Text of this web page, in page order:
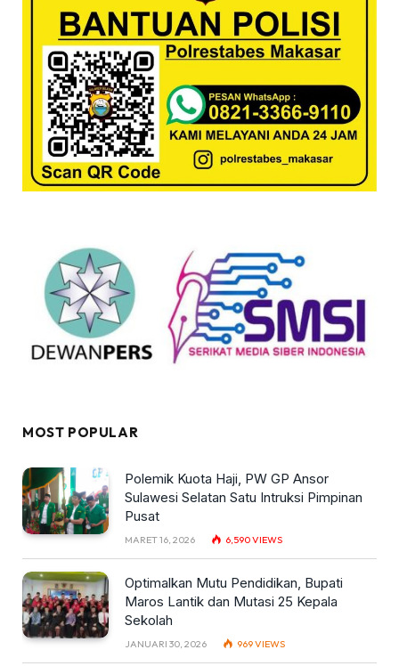
MOST POPULAR
Polemik Kuota Haji, PW GP Ansor
Sulawesi Selatan Satu Intruksi Pimpinan
Pusat
MARET 16, 2026 6,590VIEWS
Optimalkan Mutu Pendidikan, Bupati
Maros Lantik dan Mutasi 25 Kepala
Sekolah
JANUARI 30, 2026 969VIEWS